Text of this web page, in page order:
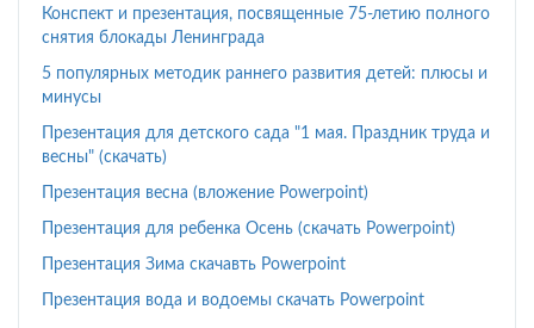
Конспект и презентация, посвященные 75-летию полного
снятия блокады Ленинграда
5 популярных методик раннего развития детей: плюсы и
минусы
Презентация для детского сада "1 мая. Праздник труда и
весны" (скачать)
Презентация весна (вложение Powerpoint)
Презентация для ребенка Осень (скачать Powerpoint)
Презентация Зима скачавть Powerpoint
Презентация вода и водоемы скачать Powerpoint